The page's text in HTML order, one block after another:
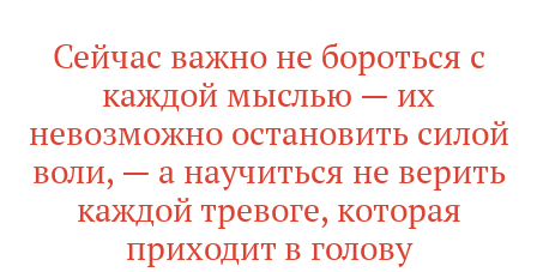
Сейчас важно не бороться с
каждой мыслью — их
невозможно остановить силой
воли, — а научиться не верить
каждой тревоге, которая
приходит в голову